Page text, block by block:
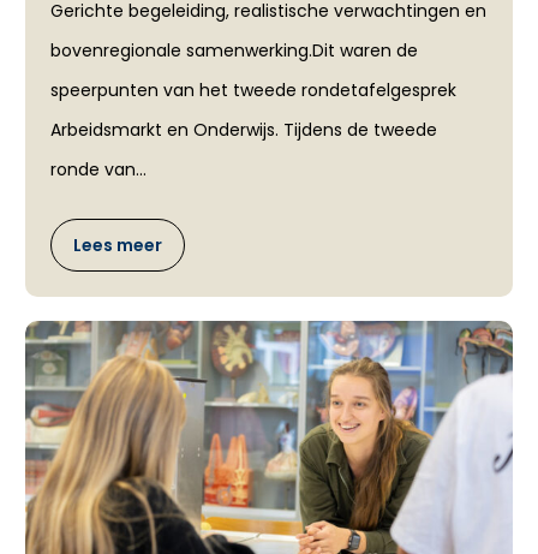
Gerichte begeleiding, realistische verwachtingen en
bovenregionale samenwerking.Dit waren de
speerpunten van het tweede rondetafelgesprek
Arbeidsmarkt en Onderwijs. Tijdens de tweede
ronde van...
Lees meer